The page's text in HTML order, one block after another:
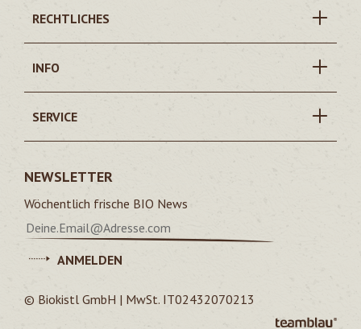
RECHTLICHES
INFO
SERVICE
NEWSLETTER
Wöchentlich frische BIO News
ANMELDEN
© Biokistl GmbH | MwSt. IT02432070213